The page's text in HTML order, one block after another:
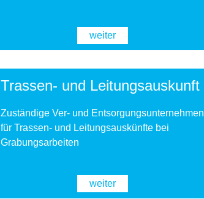
weiter
Trassen- und Leitungsauskunft
Zuständige Ver- und Entsorgungsunternehmen
für Trassen- und Leitungsauskünfte bei
Grabungsarbeiten
weiter